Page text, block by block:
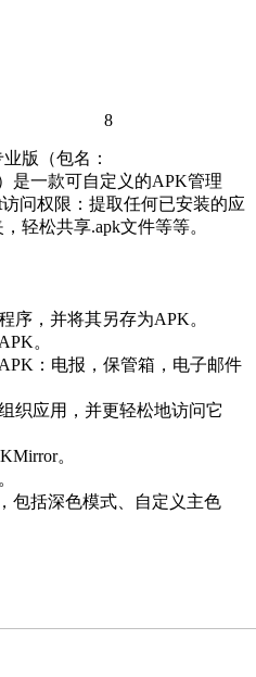
8
业版（包名：
）是一款可自定义的APK管理
问权限：提取任何已安装的应
轻松共享.apk文件等等。
序，并将其另存为APK。
。
：电报，保管箱，电子邮件
织应用，并更轻松地访问它
。
包括深色模式、自定义主色